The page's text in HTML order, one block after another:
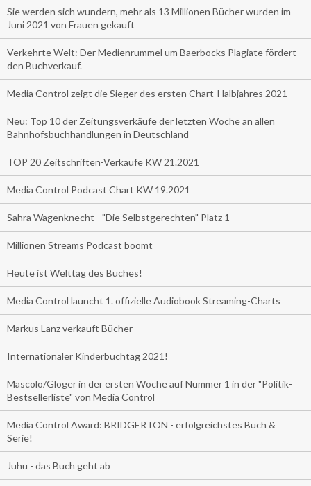
Sie werden sich wundern, mehr als 13 Millionen Bücher wurden im
Juni 2021 von Frauen gekauft
Verkehrte Welt: Der Medienrummel um Baerbocks Plagiate fördert
den Buchverkauf.
Media Control zeigt die Sieger des ersten Chart-Halbjahres 2021
Neu: Top 10 der Zeitungsverkäufe der letzten Woche an allen
Bahnhofsbuchhandlungen in Deutschland
TOP 20 Zeitschriften-Verkäufe KW 21.2021
Media Control Podcast Chart KW 19.2021
Sahra Wagenknecht - "Die Selbstgerechten" Platz 1
Millionen Streams Podcast boomt
Heute ist Welttag des Buches!
Media Control launcht 1. offizielle Audiobook Streaming-Charts
Markus Lanz verkauft Bücher
Internationaler Kinderbuchtag 2021!
Mascolo/Gloger in der ersten Woche auf Nummer 1 in der "Politik-
Bestsellerliste" von Media Control
Media Control Award: BRIDGERTON - erfolgreichstes Buch &
Serie!
Juhu - das Buch geht ab